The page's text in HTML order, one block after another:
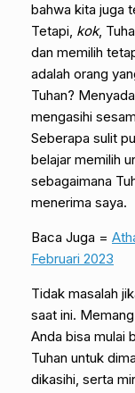
bahwa kita juga
Tetapi, kok,
dan memilih
adalah orang
Tuhan?
mengasihi
Seberapa sulit
belajar memilih
sebagaimana
menerima saya.
Baca Juga =
Februari 2023
Tidak masalah
saat ini.
Anda bisa mulai
Tuhan untuk
dikasihi, serta